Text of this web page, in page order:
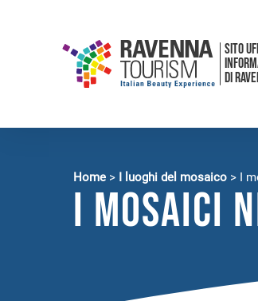
SITO
DI
Home > I luoghi del mosaico > I
I mosaici